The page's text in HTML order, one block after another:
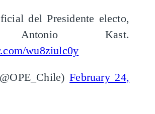
del Presidente electo,
Antonio Kast.
wu8ziulc0y
February 24,